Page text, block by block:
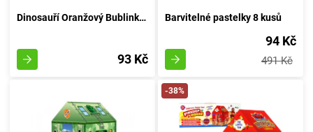
Dinosauří Oranžový Bublinkovač
93 Kč
Barvitelné pastelky 8 kusů
94 Kč
491 Kč
-38%